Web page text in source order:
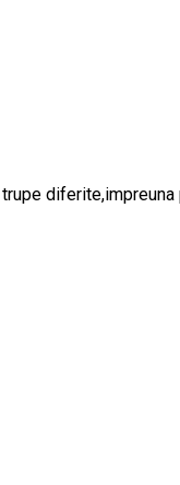
diferite,impreuna